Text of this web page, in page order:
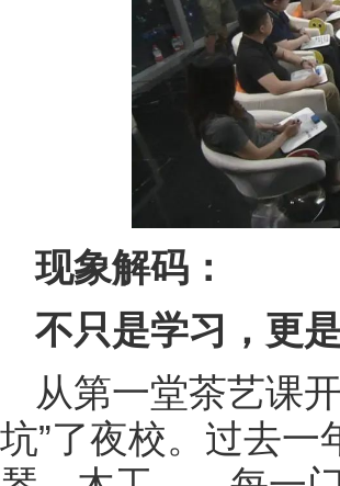
现象解码：
不只是学习，更
从第一堂茶艺课
坑”了夜校。过去